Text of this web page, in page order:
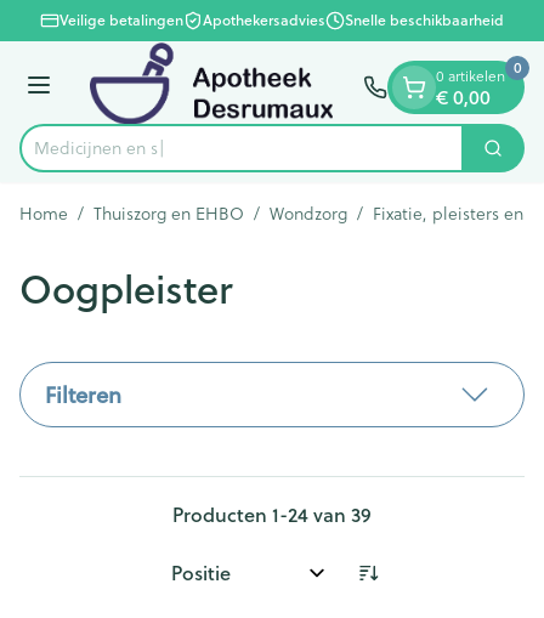
Ga naar de inhoud
1 van 1Veilige betalingen Apothekersadvies Snelle beschikbaarheid
Menu
Product, merk, categorie... Zoek
0 artikelen
€ 0,00
0
Home / Thuiszorg en EHBO / Wondzorg / Fixatie, pleisters en
Oogpleister
Filteren
Producten 1-24van 39
Sorteer op: